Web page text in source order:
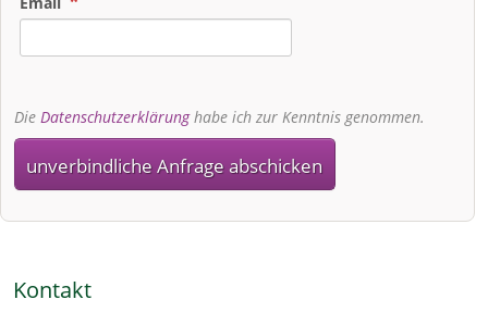
Die Datenschutzerklärunghabe ich zur Kenntnis genommen.
unverbindliche Anfrage abschicken
Kontakt